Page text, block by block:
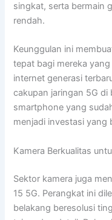
singkat, serta bermain
rendah.
Keunggulan ini
tepat bagi mereka
internet generasi
cakupan jaringan 5G di
smartphone yang
menjadi investasi yang
Kamera Berkualitas
Sektor kamera juga
15 5G. Perangkat ini
belakang beresolusi